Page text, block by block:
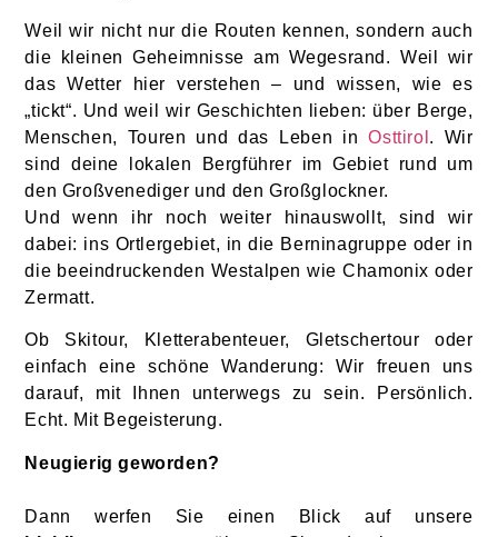
Weil wir nicht nur die Routen kennen, sondern auch
die kleinen Geheimnisse am Wegesrand. Weil wir
das Wetter hier verstehen – und wissen, wie es
„tickt“. Und weil wir Geschichten lieben: über Berge,
Menschen, Touren und das Leben inOsttirol . Wir
sind deine lokalen Bergführer im Gebiet rund um
den Großvenediger und den Großglockner.
Und wenn ihr noch weiter hinauswollt, sind wir
dabei: ins Ortlergebiet, in die Berninagruppe oder in
die beeindruckenden Westalpen wie Chamonix oder
Zermatt.
Ob Skitour, Kletterabenteuer, Gletschertour oder
einfach eine schöne Wanderung: Wir freuen uns
darauf, mit Ihnen unterwegs zu sein. Persönlich.
Echt. Mit Begeisterung.
Neugierig geworden?
Dann werfen Sie einen Blick auf unsere